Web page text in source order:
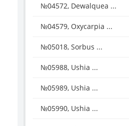
№04572, Dewalquea ...
№04579, Oxycarpia ...
№05018, Sorbus ...
№05988, Ushia ...
№05989, Ushia ...
№05990, Ushia ...